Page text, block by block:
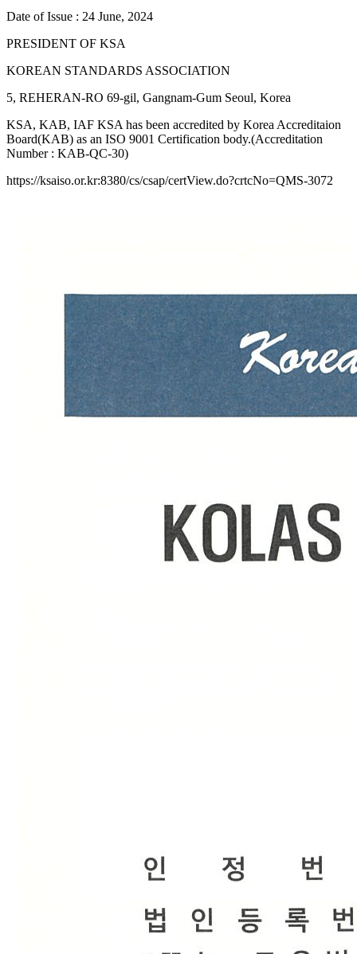
Date of Issue : 24 June, 2024
PRESIDENT OF KSA
KOREAN STANDARDS ASSOCIATION
5, REHERAN-RO 69-gil, Gangnam-Gum Seoul, Korea
KSA, KAB, IAF KSA has been accredited by Korea Accreditaion
Board(KAB) as an ISO 9001 Certification body.(Accreditation
Number : KAB-QC-30)
https://ksaiso.or.kr:8380/cs/csap/certView.do?crtcNo=QMS-3072